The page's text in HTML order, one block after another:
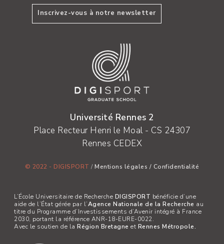
Inscrivez-vous à notre newsletter
Université Rennes 2
Place Recteur Henri le Moal - CS 24307
Rennes CEDEX
© 2022 - DIGISPORT /Mentions légales / Confidentialité
L’École Universitaire de Recherche DIGISPORT bénéficie d’une
aide de l’État gérée par l’Agence Nationale de la Recherche au
titre du Programme d’Investissements d’Avenir intégré à France
2030, portant la référence ANR-18-EURE-0022.
Avec le soutien de la Région Bretagne et Rennes Métropole.